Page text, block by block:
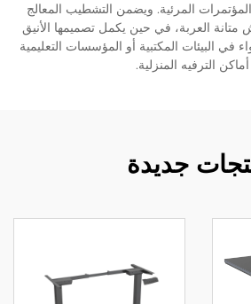
المرئية. ويضمن التشطيب المعالج
العربة، في حين يكمل تصميمها الأنيق
في البيئات المكتبية أو المؤسسات التعليمية
الترفيه المنزلية.
جديدة